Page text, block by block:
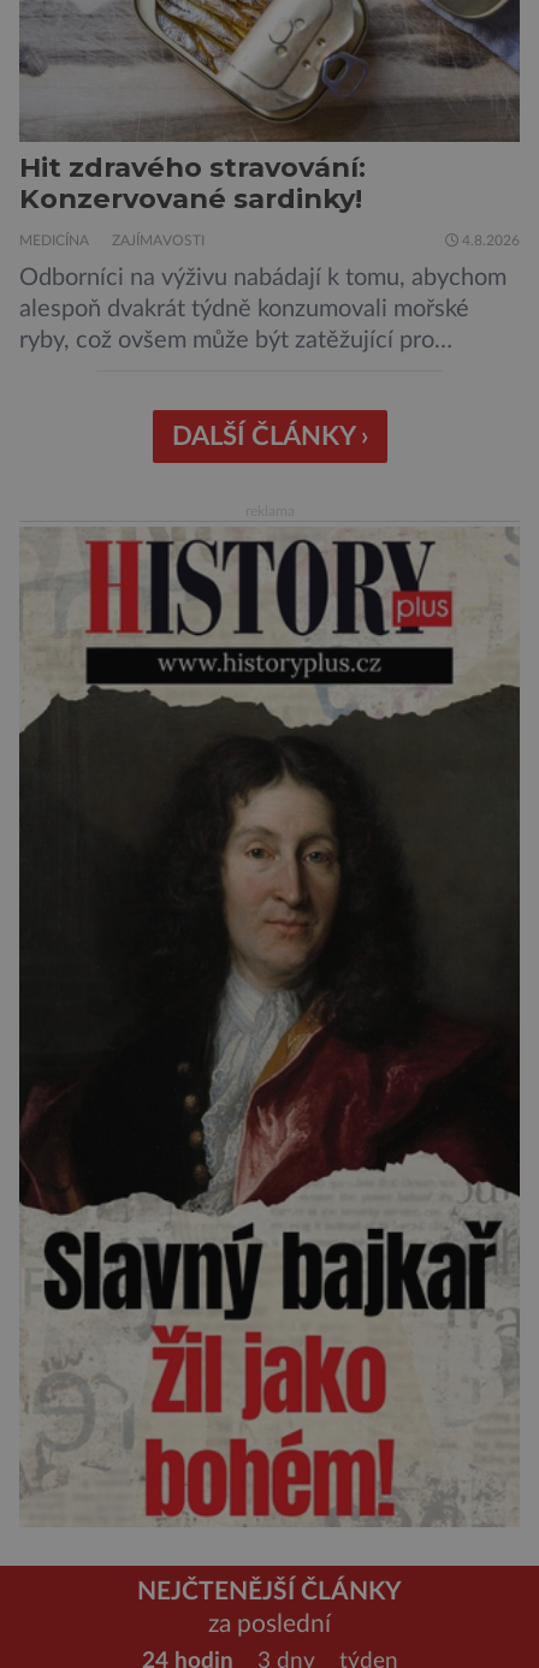
Hit zdravého stravování:
Konzervované sardinky!
MEDICÍNA ZAJÍMAVOSTI 4.8.2026
Odborníci na výživu nabádají k tomu, abychom
alespoň dvakrát týdně konzumovali mořské
ryby, což ovšem může být zatěžující pro
sardinky, které si může dovolit opravdu každý
„Místo toho, aby poskytovaly izolované
potravinou,“ říká nutriční specialista Colin
Robertson a zdůrazňuje […]
DALŠÍ ČLÁNKY ›
NEJČTENĚJŠÍ ČLÁNKY
za poslední
24 hodin 3 dny týden